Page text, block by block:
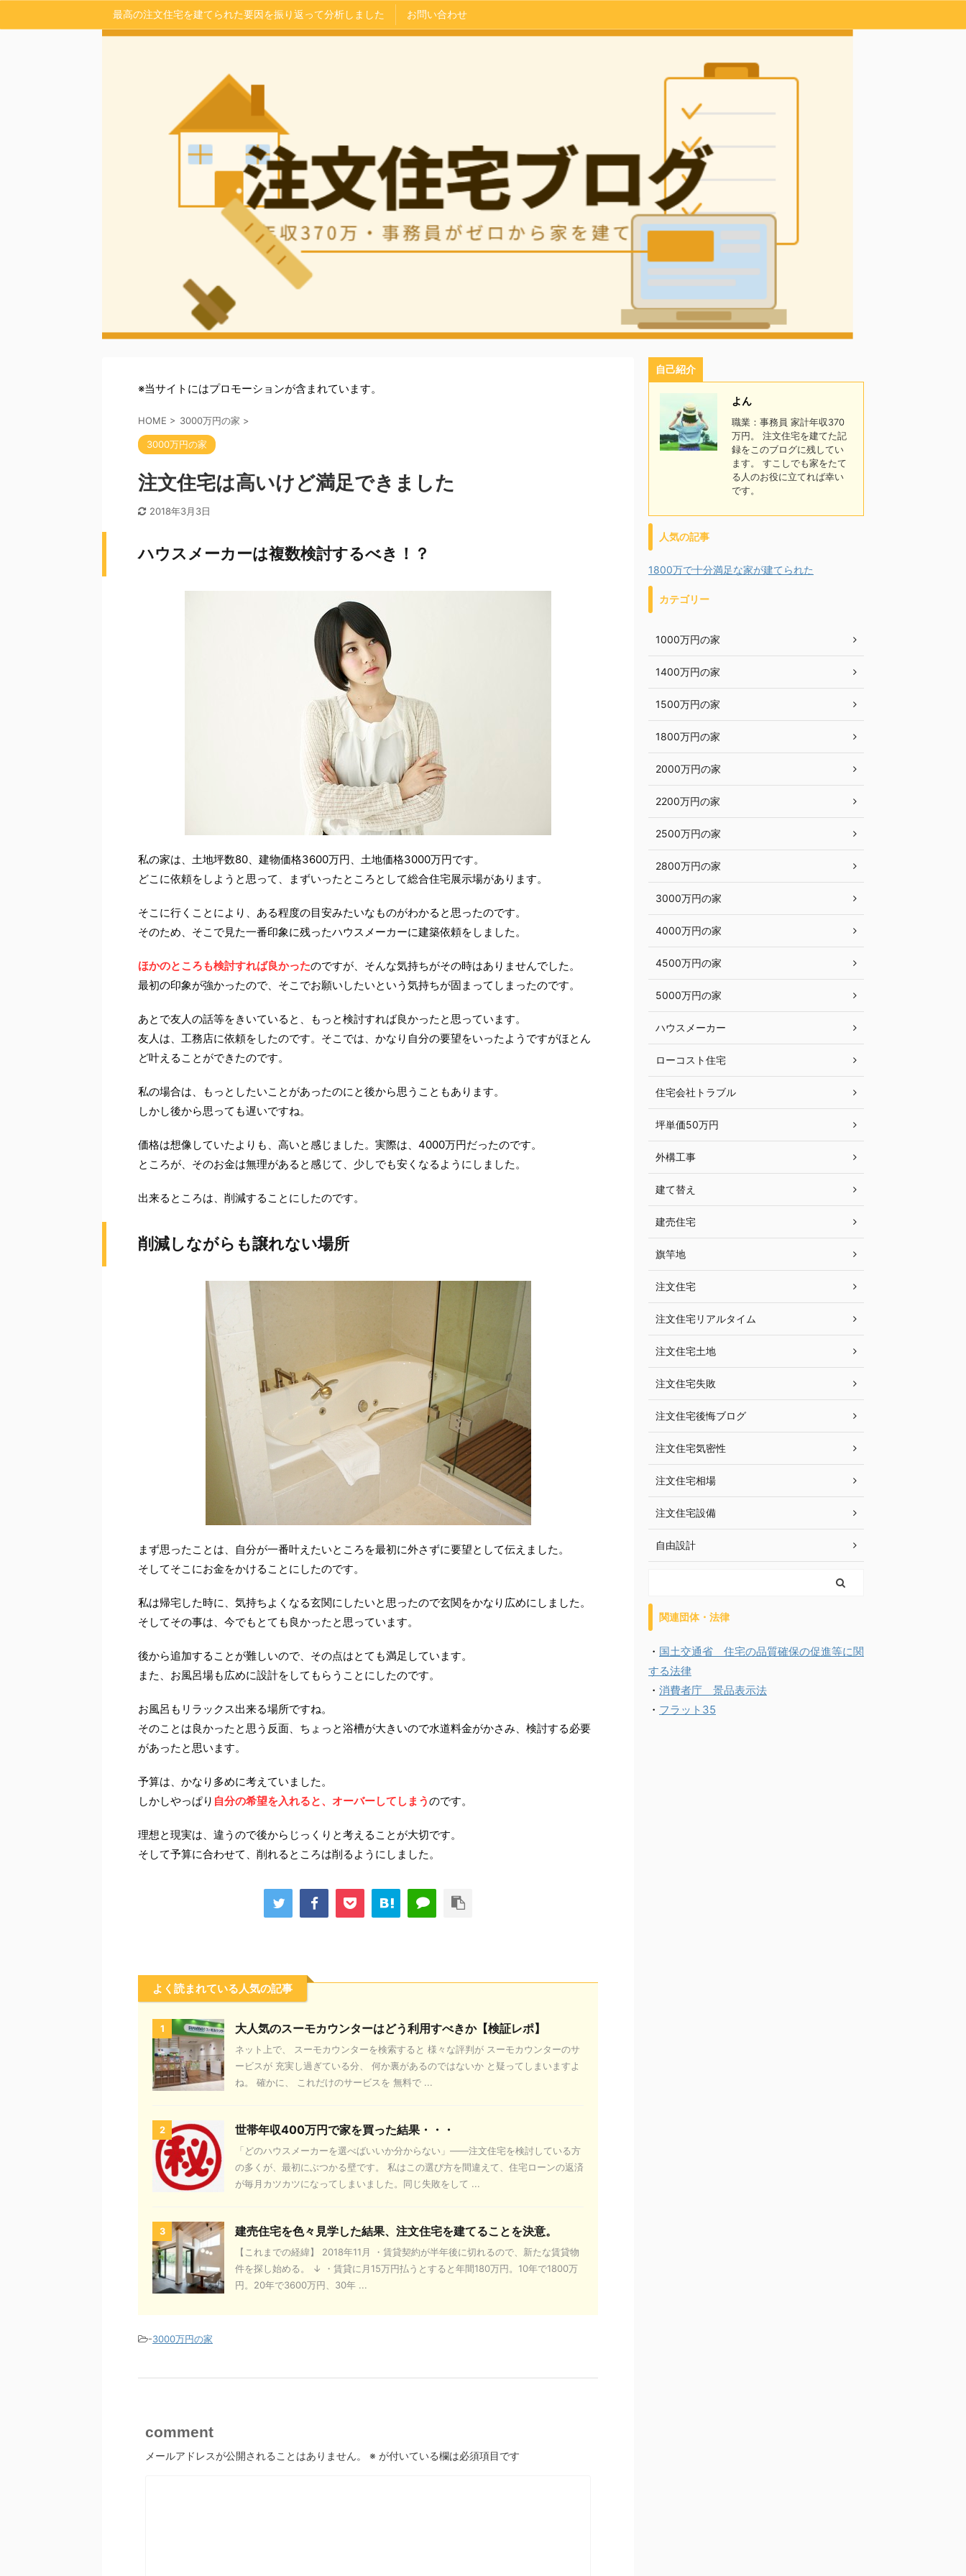
最高の注文住宅を建てられた要因を振り返って分析しました お問い合わせ
※当サイトにはプロモーションが含まれています。
HOME > 3000万円の家 >
3000万円の家
注文住宅は高いけど満足できました
2018年3月3日
ハウスメーカーは複数検討するべき！？
私の家は、土地坪数80、建物価格3600万円、土地価格3000万円です。
どこに依頼をしようと思って、まずいったところとして総合住宅展示場があります。
そこに行くことにより、ある程度の目安みたいなものがわかると思ったのです。
そのため、そこで見た一番印象に残ったハウスメーカーに建築依頼をしました。
ほかのところも検討すれば良かったのですが、そんな気持ちがその時はありませんでした。
最初の印象が強かったので、そこでお願いしたいという気持ちが固まってしまったのです。
あとで友人の話等をきいていると、もっと検討すれば良かったと思っています。
友人は、工務店に依頼をしたのです。そこでは、かなり自分の要望をいったようですがほとん
ど叶えることができたのです。
私の場合は、もっとしたいことがあったのにと後から思うこともあります。
しかし後から思っても遅いですね。
価格は想像していたよりも、高いと感じました。実際は、4000万円だったのです。
ところが、そのお金は無理があると感じて、少しでも安くなるようにしました。
出来るところは、削減することにしたのです。
削減しながらも譲れない場所
まず思ったことは、自分が一番叶えたいところを最初に外さずに要望として伝えました。
そしてそこにお金をかけることにしたのです。
私は帰宅した時に、気持ちよくなる玄関にしたいと思ったので玄関をかなり広めにしました。
そしてその事は、今でもとても良かったと思っています。
後から追加することが難しいので、その点はとても満足しています。
また、お風呂場も広めに設計をしてもらうことにしたのです。
お風呂もリラックス出来る場所ですね。
そのことは良かったと思う反面、ちょっと浴槽が大きいので水道料金がかさみ、検討する必要
があったと思います。
予算は、かなり多めに考えていました。
しかしやっぱり 自分の希望を入れると、オーバーしてしまうのです。
理想と現実は、違うので後からじっくりと考えることが大切です。
そして予算に合わせて、削れるところは削るようにしました。
よく読まれている人気の記事
1 大人気のスーモカウンターはどう利用すべきか【検証レポ】
ネット上で、 スーモカウンターを検索すると 様々な評判が スーモカウンターのサ
ービスが 充実し過ぎている分、 何か裏があるのではないか と疑ってしまいますよ
ね。 確かに、 これだけのサービスを 無料で ...
2 世帯年収400万円で家を買った結果・・・
「どのハウスメーカーを選べばいいか分からない」——注文住宅を検討している方
の多くが、最初にぶつかる壁です。 私はこの選び方を間違えて、住宅ローンの返済
が毎月カツカツになってしまいました。同じ失敗をして ...
3 建売住宅を色々見学した結果、注文住宅を建てることを決意。
【これまでの経緯】 2018年11月 ・賃貸契約が半年後に切れるので、新たな賃貸物
件を探し始める。 ↓ ・賃貸に月15万円払うとすると年間180万円。10年で1800万
円。20年で3600万円、30年 ...
-3000万円の家
comment
メールアドレスが公開されることはありません。 ※ が付いている欄は必須項目です
自己紹介
よん
職業：事務員 家計年収370
万円。 注文住宅を建てた記
録をこのブログに残してい
ます。 すこしでも家をたて
る人のお役に立てれば幸い
です。
人気の記事
1800万で十分満足な家が建てられた
カテゴリー
1000万円の家
1400万円の家
1500万円の家
1800万円の家
2000万円の家
2200万円の家
2500万円の家
2800万円の家
3000万円の家
4000万円の家
4500万円の家
5000万円の家
ハウスメーカー
ローコスト住宅
住宅会社トラブル
坪単価50万円
外構工事
建て替え
建売住宅
旗竿地
注文住宅
注文住宅リアルタイム
注文住宅土地
注文住宅失敗
注文住宅後悔ブログ
注文住宅気密性
注文住宅相場
注文住宅設備
自由設計
関連団体・法律
・ 国土交通省 住宅の品質確保の促進等に関
する法律
・ 消費者庁 景品表示法
・ フラット35